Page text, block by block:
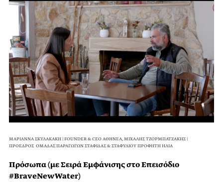
ΜΑΡΙΑΝΝΑ ΣΚΥΛΑΚΑΚΗ | FOUNDER & CEΟ ΑΘΗΝΕΑ, ΜΙΧΑΛΗΣ ΤΖΟΡΜΠΑΤΖΑΚΗΣ |
ΠΡΟΕΔΡΟΣ ΟΜΑΔΑΣ ΠΑΡΑΓΩΓΩΝ ΣΤΑΦΙΔΑΣ & ΣΤΑΦΥΛΙΟΥ ΠΡΟΦΗΤΗ ΗΛΙΑ
Πρόσωπα (με Σειρά Εμφάνισης στο Επεισόδιο
#BraveNewWater)